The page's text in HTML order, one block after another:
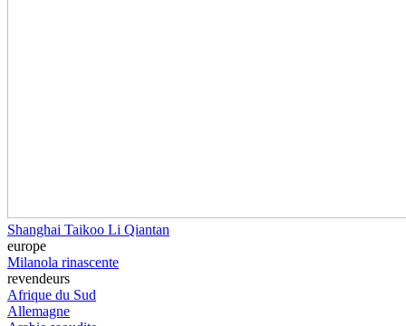
Shanghai Taikoo Li Qiantan
europe
Milanola rinascente
revendeurs
Afrique du Sud
Allemagne